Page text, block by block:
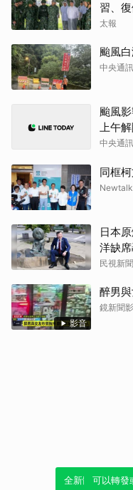
習、
太報
颱風
中央通
颱風
上午
中央通
同框
Newtalk
日本
洋缺
民視新
影音
醉男
鏡新聞
全新體驗！一鍵
可以轉發